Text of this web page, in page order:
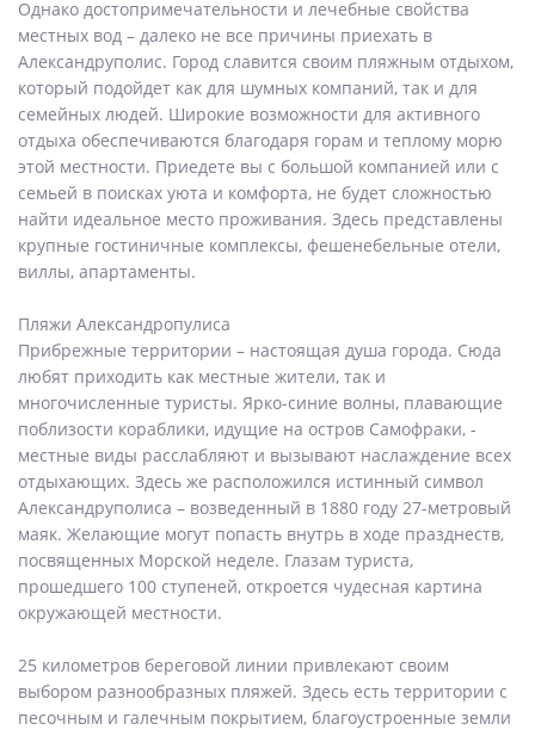
Однако достопримечательности и лечебные свойства
местных вод – далеко не все причины приехать в
Александруполис. Город славится своим пляжным отдыхом,
который подойдет как для шумных компаний, так и для
семейных людей. Широкие возможности для активного
отдыха обеспечиваются благодаря горам и теплому морю
этой местности. Приедете вы с большой компанией или с
семьей в поисках уюта и комфорта, не будет сложностью
найти идеальное место проживания. Здесь представлены
крупные гостиничные комплексы, фешенебельные отели,
виллы, апартаменты.
Пляжи Александропулиса
Прибрежные территории – настоящая душа города. Сюда
любят приходить как местные жители, так и
многочисленные туристы. Ярко-синие волны, плавающие
поблизости кораблики, идущие на остров Самофраки, -
местные виды расслабляют и вызывают наслаждение всех
отдыхающих. Здесь же расположился истинный символ
Александруполиса – возведенный в 1880 году 27-метровый
маяк. Желающие могут попасть внутрь в ходе празднеств,
посвященных Морской неделе. Глазам туриста,
прошедшего 100 ступеней, откроется чудесная картина
окружающей местности.
25 километров береговой линии привлекают своим
выбором разнообразных пляжей. Здесь есть территории с
песочным и галечным покрытием, благоустроенные земли